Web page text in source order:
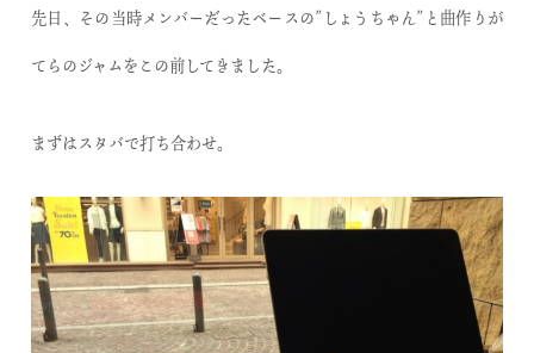
先日、その当時メンバーだったベースの”しょうちゃん”と曲作りが
てらのジャムをこの前してきました。
まずはスタバで打ち合わせ。